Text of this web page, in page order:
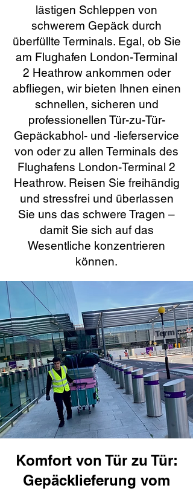
lästigen Schleppen von
schwerem Gepäck durch
überfüllte Terminals. Egal, ob Sie
am Flughafen London-Terminal
2 Heathrow ankommen oder
abfliegen, wir bieten Ihnen einen
schnellen, sicheren und
professionellen Tür-zu-Tür-
Gepäckabhol- und -lieferservice
von oder zu allen Terminals des
Flughafens London-Terminal 2
Heathrow. Reisen Sie freihändig
und stressfrei und überlassen
Sie uns das schwere Tragen –
damit Sie sich auf das
Wesentliche konzentrieren
können.
Komfort von Tür zu Tür:
Gepäcklieferung vom